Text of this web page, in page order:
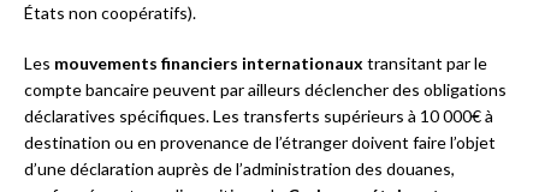
États non coopératifs).
Les mouvements financiers internationaux transitant par le
compte bancaire peuvent par ailleurs déclencher des obligations
déclaratives spécifiques. Les transferts supérieurs à 10 000€ à
destination ou en provenance de l’étranger doivent faire l’objet
d’une déclaration auprès de l’administration des douanes,